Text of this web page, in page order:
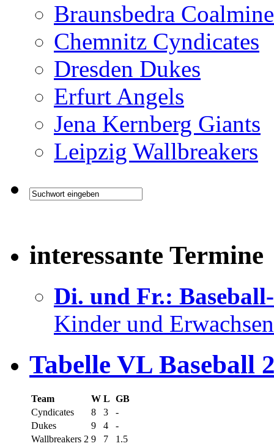
Braunsbedra
Chemnitz Cyndicates
Dresden Dukes
Erfurt Angels
Jena Kernberg Giants
Leipzig Wallbreakers
interessante Termine
Di. und Fr.:
Kinder und
Tabelle VL Baseball
Team W L GB
Cyndicates
8 3
-
Dukes
9 4
-
Wallbreakers 2 9 7
1.5